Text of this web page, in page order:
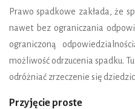
Prawo spadkowe zakłada, że
nawet bez ograniczania
ograniczoną
możliwość odrzucenia spadku.
odróżniać zrzeczenie się
Przyjęcie proste